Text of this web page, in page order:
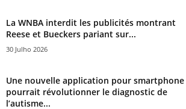
La WNBA interdit les publicités montrant
Reese et Bueckers pariant sur...
30 Julho 2026
Une nouvelle application pour smartphone
pourrait révolutionner le diagnostic de
l’autisme...